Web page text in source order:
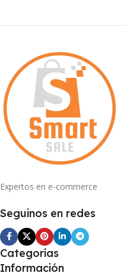
Expertos en e-commerce
Seguinos en redes
Categorías
Información